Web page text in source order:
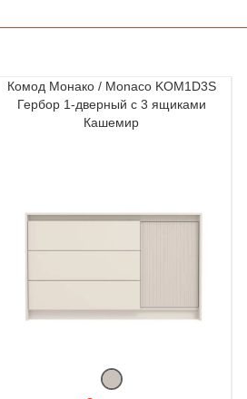
Тип
Цвет
Предварительная
Мы внимательно
Комод Монако / Monaco KOM1D3S
Гербор 1-дверный с 3 ящиками
Кашемир